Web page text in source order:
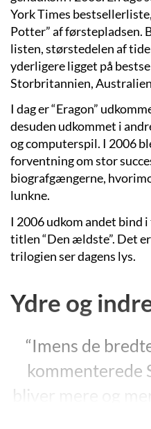
York Times
Potter” af førstepladsen.
listen, størstedelen af
yderligere ligget på
Storbritannien,
I dag er “Eragon”
desuden udkommet i
og computerspil. I 2006
forventning om stor
biografgængerne,
lunkne.
I 2006 udkom andet bind
titlen “Den ældste”. Det
trilogien ser dagens lys.
Ydre og
“Imens de
kommenterede
bliver mere og